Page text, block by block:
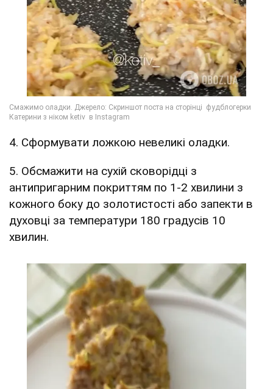
4. Сформувати ложкою невеликі оладки.
5. Обсмажити на сухій сковорідці з
антипригарним покриттям по 1-2 хвилини з
кожного боку до золотистості або запекти в
духовці за температури 180 градусів 10
хвилин.